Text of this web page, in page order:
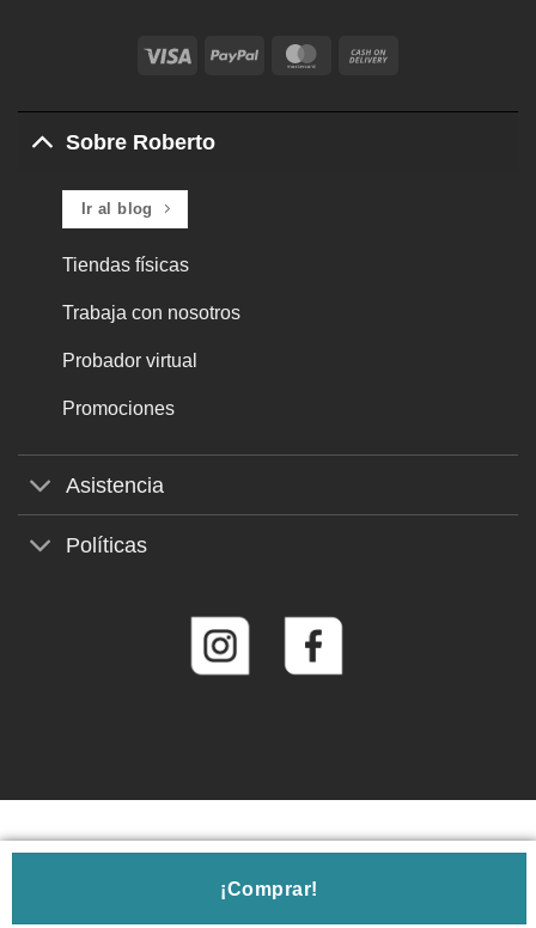
¡Comprar!
Visa PayPal MasterCard
Delivery
Sobre Roberto
Ir al blog
Tiendas físicas
Trabaja con nosotros
Probador virtual
Promociones
Asistencia
Políticas